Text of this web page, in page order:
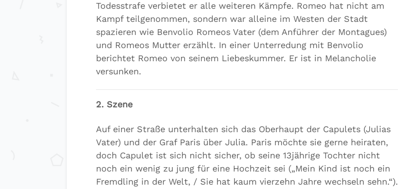
Todesstrafe verbietet er alle weiteren Kämpfe. Romeo hat nicht am
Kampf teilgenommen, sondern war alleine im Westen der Stadt
spazieren wie Benvolio Romeos Vater (dem Anführer der Montagues)
und Romeos Mutter erzählt. In einer Unterredung mit Benvolio
berichtet Romeo von seinem Liebeskummer. Er ist in Melancholie
versunken.
2. Szene
Auf einer Straße unterhalten sich das Oberhaupt der Capulets (Julias
Vater) und der Graf Paris über Julia. Paris möchte sie gerne heiraten,
doch Capulet ist sich nicht sicher, ob seine 13jährige Tochter nicht
noch ein wenig zu jung für eine Hochzeit sei („Mein Kind ist noch ein
Fremdling in der Welt, / Sie hat kaum vierzehn Jahre wechseln sehn.“).